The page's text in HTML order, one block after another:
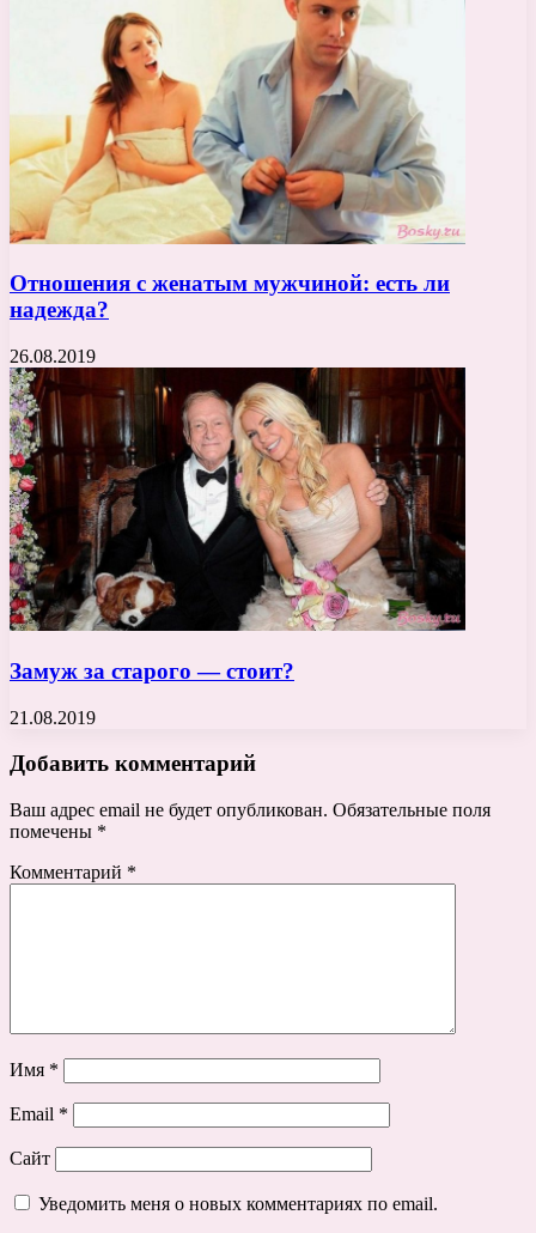
Отношения с женатым мужчиной: есть ли
надежда?
26.08.2019
Замуж за старого — стоит?
21.08.2019
Добавить комментарий
Ваш адрес email не будет опубликован. Обязательные поля
помечены *
Комментарий *
Имя *
Email *
Сайт
Уведомить меня о новых комментариях по email.